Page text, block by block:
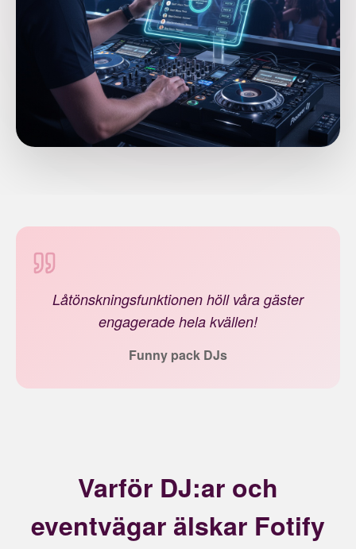
Låtönskningsfunktionen höll våra gäster
engagerade hela kvällen!
Funny pack DJs
Varför DJ:ar och
eventvägar älskar Fotify